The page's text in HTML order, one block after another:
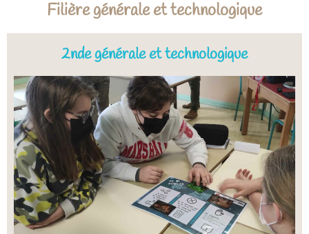
Filière générale et technologique
2nde générale et technologique